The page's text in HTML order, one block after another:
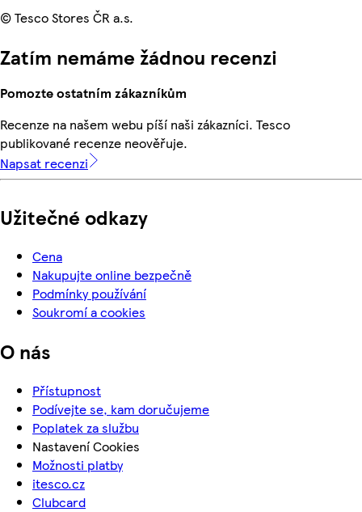
© Tesco Stores ČR a.s.
Zatím nemáme žádnou recenzi
Pomozte ostatním zákazníkům
Recenze na našem webu píší naši zákazníci. Tesco
publikované recenze neověřuje.
Napsat recenzi
Užitečné odkazy
Cena
Nakupujte online bezpečně
Podmínky používání
Soukromí a cookies
O nás
Přístupnost
Podívejte se, kam doručujeme
Poplatek za službu
Nastavení Cookies
Možnosti platby
itesco.cz
Clubcard